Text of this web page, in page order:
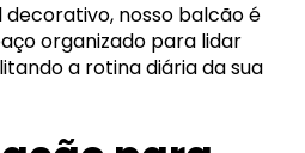
decorativo, nosso balcão é
organizado para lidar
a rotina diária da sua